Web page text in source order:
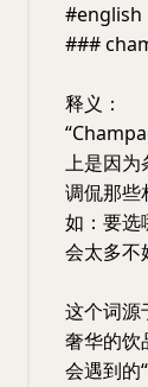
#english
###
释义：
上是因为
调侃那些
如：要选
会太多不
这个词源
奢华的饮
会遇到的“